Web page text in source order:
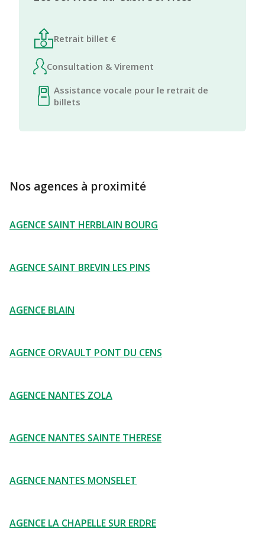
Retrait billet €
Consultation & Virement
Assistance vocale pour le retrait de
billets
Nos agences à proximité
AGENCE SAINT HERBLAIN BOURG
AGENCE SAINT BREVIN LES PINS
AGENCE BLAIN
AGENCE ORVAULT PONT DU CENS
AGENCE NANTES ZOLA
AGENCE NANTES SAINTE THERESE
AGENCE NANTES MONSELET
AGENCE LA CHAPELLE SUR ERDRE